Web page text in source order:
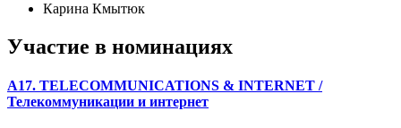
Карина Кмытюк
Участие в номинациях
A17. TELECOMMUNICATIONS & INTERNET /
Телекоммуникации и интернет